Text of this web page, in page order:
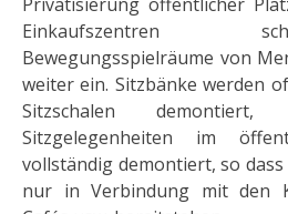
Einkaufszentren
Bewegungsspielräume von
weiter ein. Sitzbänke werden
Sitzschalen demontiert,
Sitzgelegenheiten im
vollständig demontiert, so
nur in Verbindung mit den